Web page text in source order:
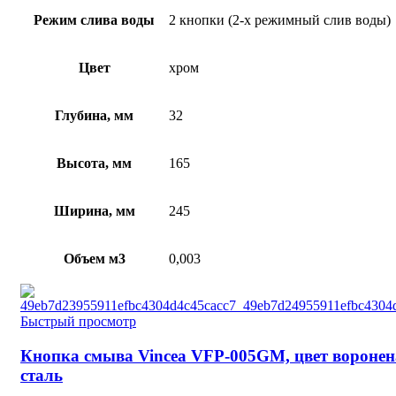
Режим слива воды 2 кнопки (2-х режимный слив воды)
Цвет хром
Глубина, мм 32
Высота, мм 165
Ширина, мм 245
Объем м3 0,003
Быстрый просмотр
Кнопка смыва Vincea VFP-005GM, цвет
сталь